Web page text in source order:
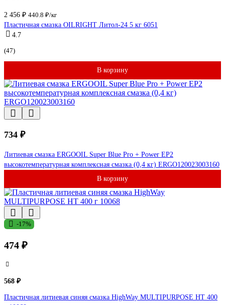
2 456 ₽ 440.8 ₽/кг
Пластичная смазка OILRIGHT Литол-24 5 кг 6051
4.7
(47)
В корзину
734 ₽
Литиевая смазка ERGOOIL Super Blue Pro + Power EP2
высокотемпературная комплексная смазка (0,4 кг) ERGO120023003160
В корзину
-17%
474 ₽
568 ₽
Пластичная литиевая синяя смазка HighWay MULTIPURPOSE HT 400